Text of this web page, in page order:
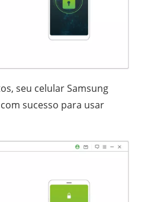
seu celular Samsung
sucesso para usar